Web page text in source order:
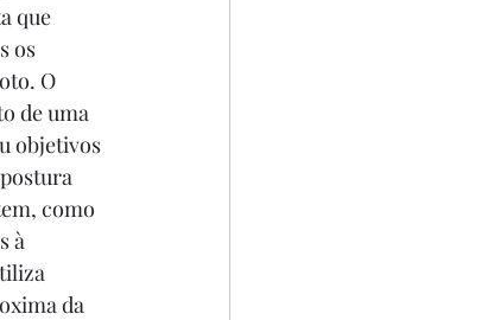
que
os
O
de uma
objetivos
como
à
da